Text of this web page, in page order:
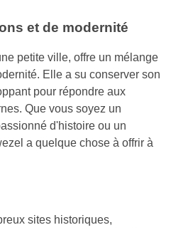
et de modernité
petite ville, offre un mélange
Elle a su conserver son
pour répondre aux
Que vous soyez un
d'histoire ou un
a quelque chose à offrir à
sites historiques,